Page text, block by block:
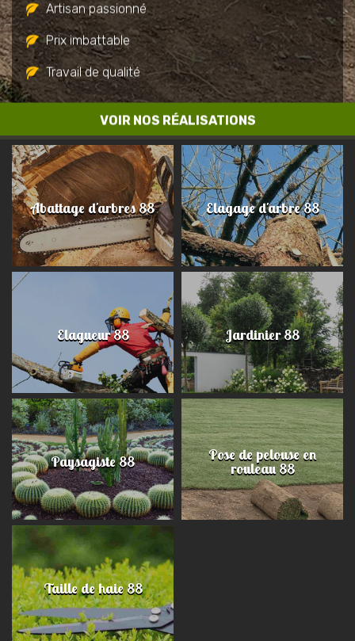
VOIR NOS RÉALISATIONS
Artisan passionné
Prix imbattable
Travail de qualité
Abattage d'arbres 88 Elagage d'arbre 88
Elagueur 88 Jardinier 88
Paysagiste 88 Pose de pelouse en
rouleau 88
Taille de haie 88